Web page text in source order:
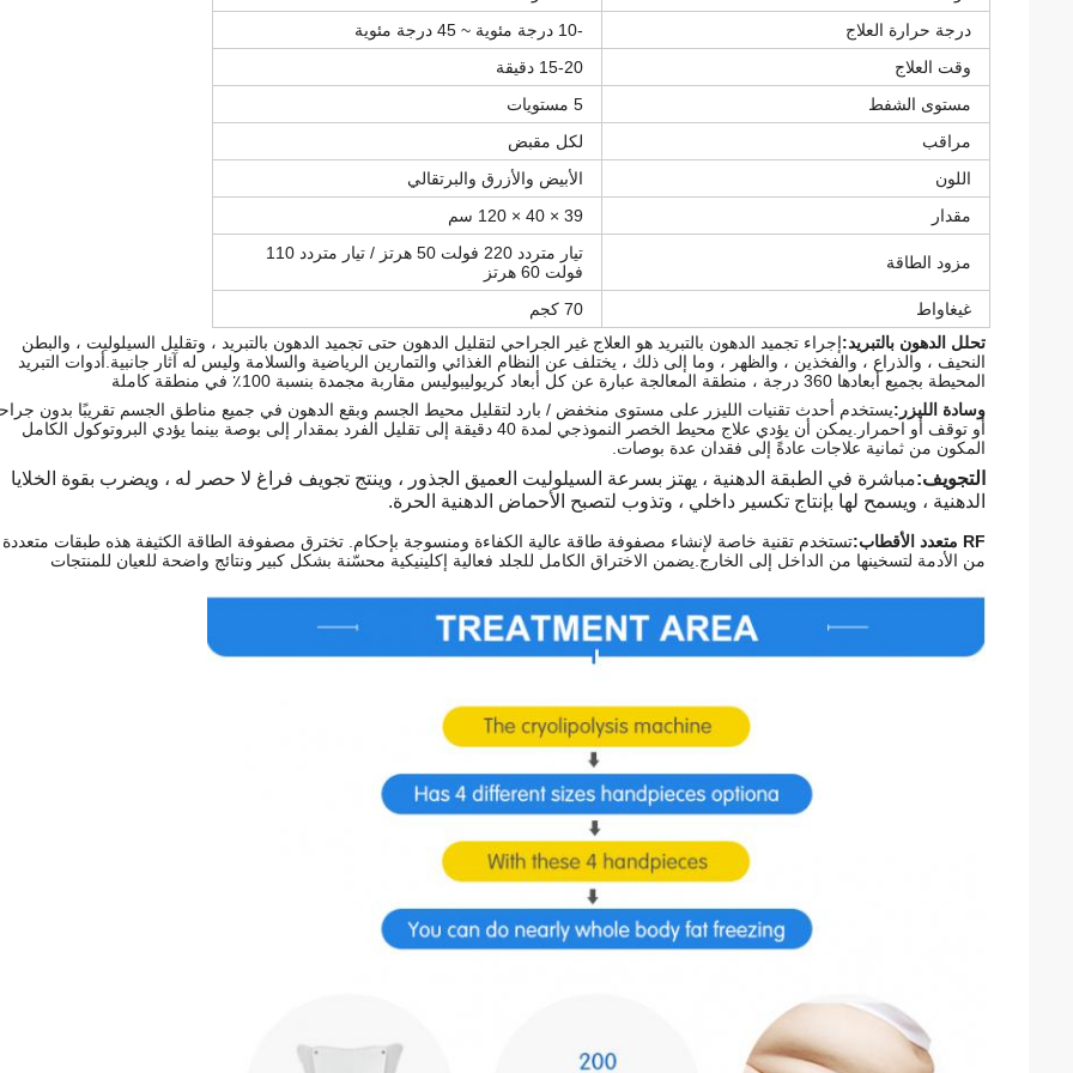
درجة حرارة العلاج
-10 درجة مئوية ~ 45 درجة مئوية
وقت العلاج
15-20 دقيقة
مستوى الشفط
5 مستويات
مراقب
لكل مقبض
اللون
الأبيض والأزرق والبرتقالي
مقدار
39 × 40 × 120 سم
مزود الطاقة
تيار متردد 220 فولت 50 هرتز / تيار متردد 110
فولت 60 هرتز
غيغاواط
70 كجم
تحلل الدهون بالتبريد:إجراء تجميد الدهون بالتبريد هو العلاج غير الجراحي لتقليل الدهون حتى تجميد الدهون بالتبريد ، وتقليل السيلوليت ، والبطن
النحيف ، والذراع ، والفخذين ، والظهر ، وما إلى ذلك ، يختلف عن النظام الغذائي والتمارين الرياضية والسلامة وليس له آثار جانبية.أدوات التبريد
المحيطة بجميع أبعادها 360 درجة ، منطقة المعالجة عبارة عن كل أبعاد كريوليبوليس مقاربة مجمدة بنسبة 100٪ في منطقة كاملة
وسادة الليزر:يستخدم أحدث تقنيات الليزر على مستوى منخفض / بارد لتقليل محيط الجسم وبقع الدهون في جميع مناطق الجسم تقريبًا بدون
أو توقف أو احمرار.يمكن أن يؤدي علاج محيط الخصر النموذجي لمدة 40 دقيقة إلى تقليل الفرد بمقدار إلى بوصة بينما يؤدي البروتوكول الكامل
المكون من ثمانية علاجات عادةً إلى فقدان عدة بوصات.
التجويف:مباشرة في الطبقة الدهنية ، يهتز بسرعة السيلوليت العميق الجذور ، وينتج تجويف فراغ لا حصر له ، ويضرب بقوة الخلايا
الدهنية ، ويسمح لها بإنتاج تكسير داخلي ، وتذوب لتصبح الأحماض الدهنية الحرة.
RF متعدد الأقطاب:
تستخدم تقنية خاصة لإنشاء مصفوفة طاقة عالية الكفاءة ومنسوجة بإحكام. تخترق مصفوفة الطاقة الكثيفة هذه طبقات متعددة
من الأدمة لتسخينها من الداخل إلى الخارج.يضمن الاختراق الكامل للجلد فعالية إكلينيكية محسّنة بشكل كبير ونتائج واضحة للعيان للمنتجات